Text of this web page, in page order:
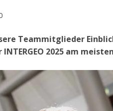
Teammitglieder
2025 am